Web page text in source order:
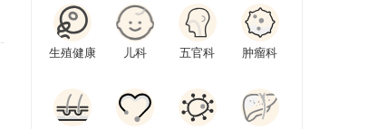
生殖健康 儿科 五官科 肿瘤科